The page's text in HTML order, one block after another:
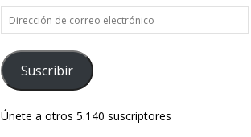
Dirección
de
correo
electrónico
Suscribir
Únete a otros 5.140 suscriptores